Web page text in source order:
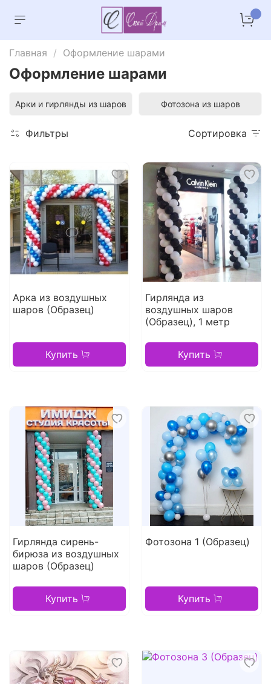
Главная Оформление шарами
Оформление шарами
Арки и гирлянды из шаров Фотозона из шаров
Фильтры Сортировка
Арка из воздушных
шаров (Образец)
Купить
Гирлянда из
воздушных шаров
(Образец), 1 метр
Купить
Гирлянда сирень-
бирюза из воздушных
шаров (Образец)
Купить
Фотозона 1 (Образец)
Купить